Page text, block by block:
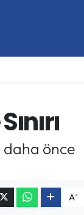
daha önce
A-